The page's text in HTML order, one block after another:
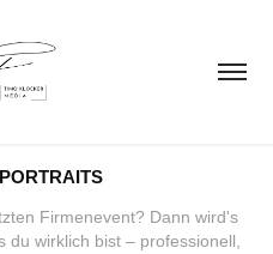
Firmenevent? Dann wird's
wirklich bist – professionell,